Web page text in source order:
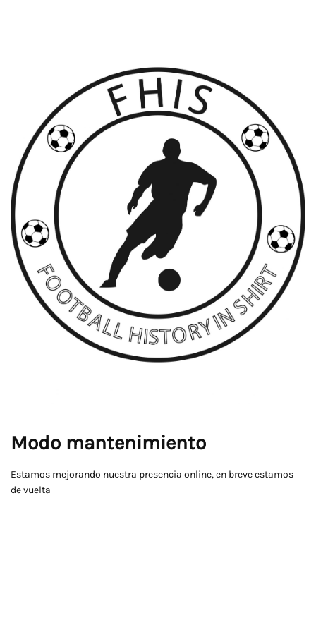
Modo mantenimiento
Estamos mejorando nuestra presencia online, en breve estamos
de vuelta